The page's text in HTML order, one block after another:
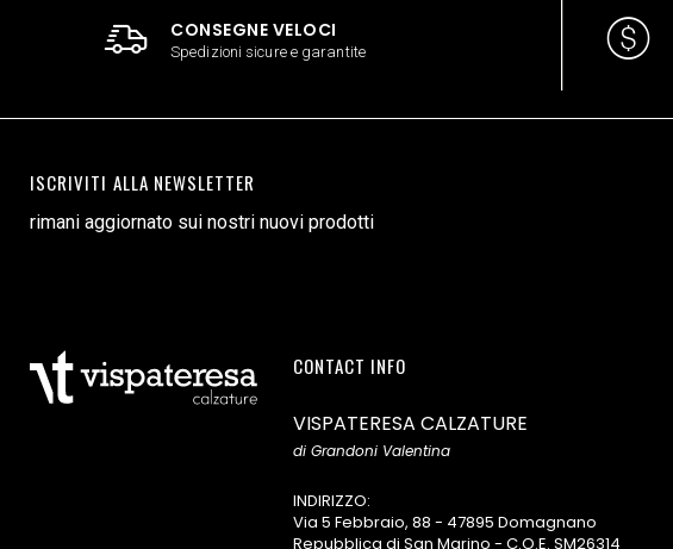
CONSEGNE VELOCI
Spedizioni sicure e garantite
ISCRIVITI ALLA NEWSLETTER
rimani aggiornato sui nostri nuovi prodotti
CONTACT INFO
VISPATERESA CALZATURE
di Grandoni Valentina
INDIRIZZO:
Via 5 Febbraio, 88 - 47895 Domagnano
Repubblica di San Marino - C.O.E. SM26314